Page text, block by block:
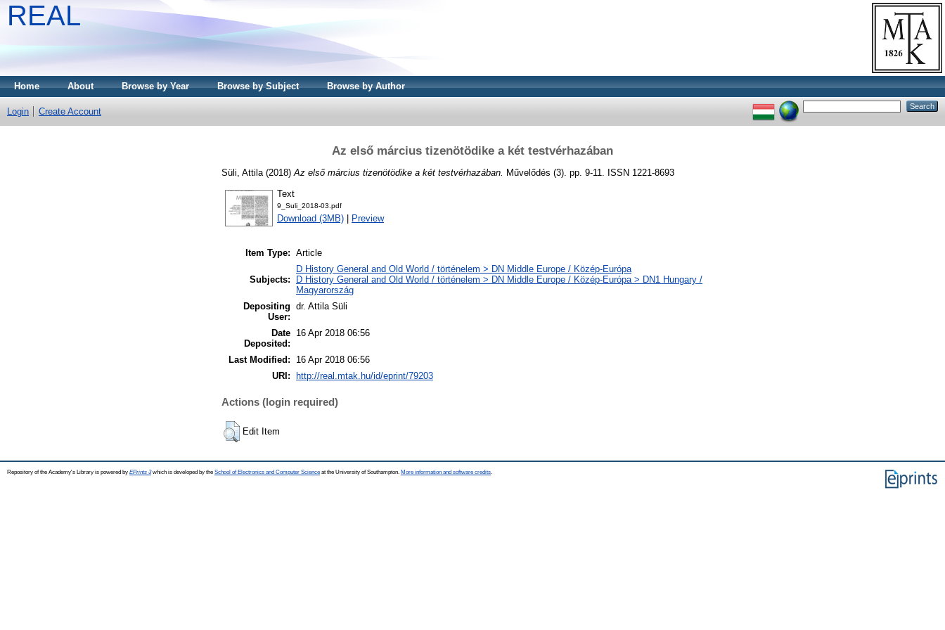
REAL
Home About Browse by Year Browse by Subject Browse by Author
Login Create Account
Az első március tizenötödike a két testvérhazában
Süli, Attila (2018) Az első március tizenötödike a két testvérhazában. Művelődés (3). pp. 9-11. ISSN 1221-8693
Text
9_Suli_2018-03.pdf
Download (3MB) Preview
Item Type: Article
Subjects:
D History General and Old World / történelem > DN Middle Europe / Közép-Európa
D History General and Old World / történelem > DN Middle Europe / Közép-Európa > DN1 Hungary /
Magyarország
Depositing
User:
dr. Attila Süli
Date
Deposited:
16 Apr 2018 06:56
Last Modified:
16 Apr 2018 06:56
URI:
http://real.mtak.hu/id/eprint/79203
Actions (login required)
Edit Item
Repository of the Academy's Library is powered by EPrints 3which is developed by the School of Electronics and Computer Science at the University of Southampton. More information and software credits